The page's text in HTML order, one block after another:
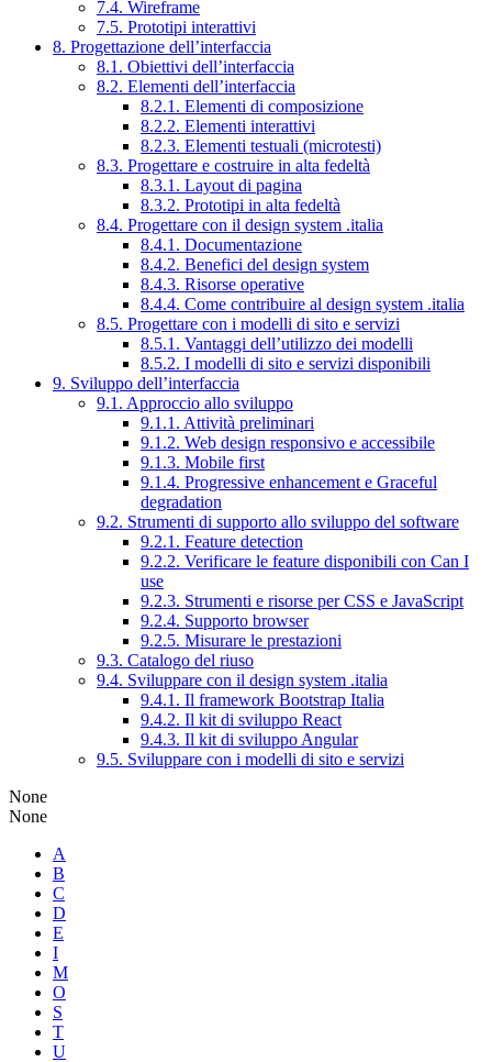
7.4. Wireframe
7.5. Prototipi interattivi
8. Progettazione dell’interfaccia
8.1. Obiettivi dell’interfaccia
8.2. Elementi dell’interfaccia
8.2.1. Elementi di composizione
8.2.2. Elementi interattivi
8.2.3. Elementi testuali (microtesti)
8.3. Progettare e costruire in alta fedeltà
8.3.1. Layout di pagina
8.3.2. Prototipi in alta fedeltà
8.4. Progettare con il design system .italia
8.4.1. Documentazione
8.4.2. Benefici del design system
8.4.3. Risorse operative
8.4.4. Come contribuire al design system .italia
8.5. Progettare con i modelli di sito e servizi
8.5.1. Vantaggi dell’utilizzo dei modelli
8.5.2. I modelli di sito e servizi disponibili
9. Sviluppo dell’interfaccia
9.1. Approccio allo sviluppo
9.1.1. Attività preliminari
9.1.2. Web design responsivo e accessibile
9.1.3. Mobile first
9.1.4. Progressive enhancement e Graceful
degradation
9.2. Strumenti di supporto allo sviluppo del software
9.2.1. Feature detection
9.2.2. Verificare le feature disponibili con Can I
use
9.2.3. Strumenti e risorse per CSS e JavaScript
9.2.4. Supporto browser
9.2.5. Misurare le prestazioni
9.3. Catalogo del riuso
9.4. Sviluppare con il design system .italia
9.4.1. Il framework Bootstrap Italia
9.4.2. Il kit di sviluppo React
9.4.3. Il kit di sviluppo Angular
9.5. Sviluppare con i modelli di sito e servizi
None
None
A
B
C
D
E
I
M
O
S
T
U